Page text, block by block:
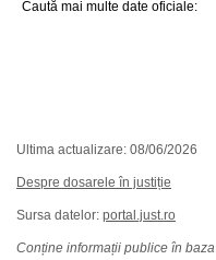
Caută mai multe date oficiale:
Ultima actualizare: 08/06/2026
Despre dosarele în justiție
Sursa datelor: portal.just.ro
Conține informații publice în baza